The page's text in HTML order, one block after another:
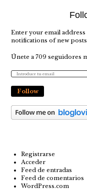
Enter your email
notifications of new
Únete a 709 seguidores
Follow
Registrarse
Acceder
Feed de entradas
Feed de comentarios
WordPress.com